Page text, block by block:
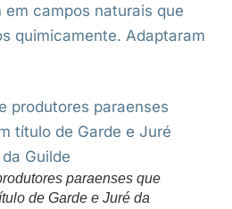
campos naturais que
quimicamente. Adaptaram
paraenses que
de Garde e Juré da